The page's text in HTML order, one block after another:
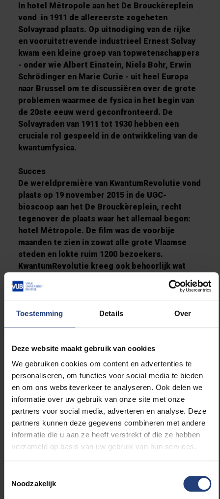
Toestemming Details Over
Deze website maakt gebruik van cookies
We gebruiken cookies om content en advertenties te
personaliseren, om functies voor social media te bieden
en om ons websiteverkeer te analyseren. Ook delen we
informatie over uw gebruik van onze site met onze
partners voor social media, adverteren en analyse. Deze
partners kunnen deze gegevens combineren met andere
informatie die u aan ze heeft verstrekt of die ze hebben
verzameld op basis van uw gebruik van hun services.
Noodzakelijk
In hotel Métropole aan het De Brouckèreplein
vond in 1911 de allereerste zogeheten
Solvayraad plaats. Op uitnodiging van de rijke
en vooruitstrevende industrieel Ernest Solvay
kwam een kleine groep van topwetenschappers
- onder wie Albert Einstein, Niels Bohr, Erwin
Schrödinger en Marie Curie - uit heel Europa
naar Brussel om te discussiëren over de grote
problemen waarmee de fysica in het begin van
de 20ste eeuw werd geconfronteerd. De
Solvayraden van 1911 tot 1930 hebben een
cruciale rol gespeeld in de ontwikkeling van de
kwantumfysica.
Succes
De wereldpremière van KwantumRevolutie vond
plaats op 19 november 2015 in de UGC-
bioscoop aan het De Brouckèreplein, recht
tegenover de plaats waar het allemaal begon:
hotel Métropole. De film was de voorbije
maanden te zien in zowat alle grote Vlaamse
steden en lokte ruim 1200 bezoekers.
KwantumRevolutie kreeg ook behoorlijk wat
media-aandacht. Om een zo groot mogelijk
publiek te bereiken, is de film nu ook op dvd
uitgrebracht.
Hoe dvd bestellen?
De dvd kanhierworden besteld tegen 17,95
euro. Je krijgt dan binnen de week de film
opgestuurd (in België).